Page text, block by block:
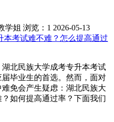
学姐 浏览：1 2026-05-13
本考试难不难？怎么提高通过
北民族大学成考专升本考试
毕业生的首选。然而，面对
免会产生疑虑：湖北民族大
如何提高通过率？下面我们